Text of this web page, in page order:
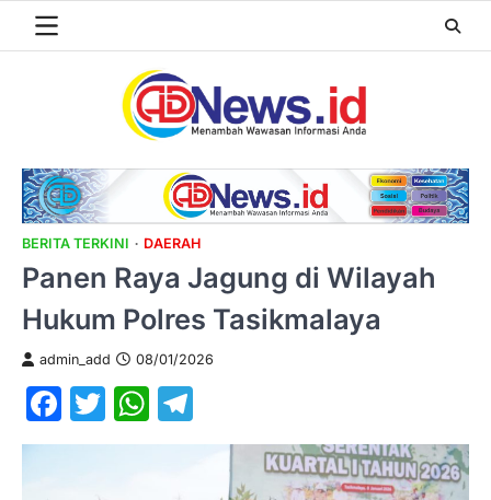
BERITA TERKINI DAERAH
Panen Raya Jagung di Wilayah
Hukum Polres Tasikmalaya
admin_add 08/01/2026
Facebook
TwitterWhatsApp